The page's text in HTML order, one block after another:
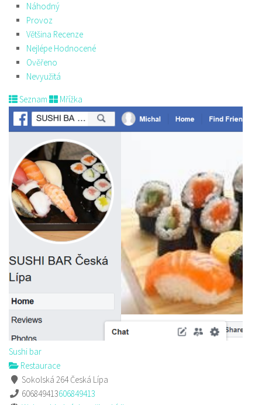
Náhodný
Provoz
Většina Recenze
Nejlépe Hodnocené
Ověřeno
Nevyužitá
Seznam Mřížka
Sushi bar
Restaurace
Sokolská 264 Česká Lípa
606849413606849413